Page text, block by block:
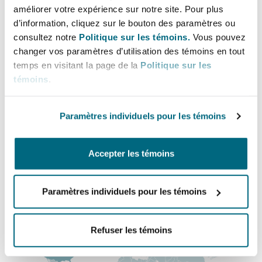
améliorer votre expérience sur notre site. Pour plus
d’information, cliquez sur le bouton des paramètres ou
consultez notre Politique sur les témoins. Vous pouvez
changer vos paramètres d’utilisation des témoins en tout
temps en visitant la page de la Politique sur les
témoins.
Paramètres individuels pour les témoins
Accepter les témoins
Paramètres individuels pour les témoins
Refuser les témoins
Entretien, réparation et
Droit aérien commercial
Droit réglementaire
Satellites et espace
Couverture d’assurance
Droit maritime
Responsabilité du fabricant
produits
The St Botolph Building
Bulletins
Main Offices
Los Angeles
+1 213 358 7600
+1 213 358 7650
+1 949 567 7850